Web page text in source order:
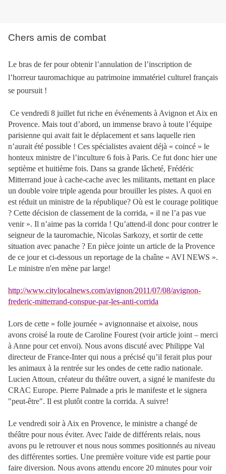
Chers amis de combat
Le bras de fer pour obtenir l’annulation de l’inscription de
l’horreur tauromachique au patrimoine immatériel culturel français
se poursuit !
Ce vendredi 8 juillet fut riche en événements à Avignon et Aix en
Provence. Mais tout d’abord, un immense bravo à toute l’équipe
parisienne qui avait fait le déplacement et sans laquelle rien
n’aurait été possible ! Ces spécialistes avaient déjà « coincé » le
honteux ministre de l’inculture 6 fois à Paris. Ce fut donc hier une
septième et huitième fois. Dans sa grande lâcheté, Frédéric
Mitterrand joue à cache-cache avec les militants, mettant en place
un double voire triple agenda pour brouiller les pistes. A quoi en
est réduit un ministre de la république? Où est le courage politique
? Cette décision de classement de la corrida, « il ne l’a pas vue
venir ». Il n’aime pas la corrida ! Qu’attend-il donc pour contrer le
seigneur de la tauromachie, Nicolas Sarkozy, et sortir de cette
situation avec panache ? En pièce jointe un article de la Provence
de ce jour et ci-dessous un reportage de la chaîne « AVI NEWS ».
Le ministre n'en mène par large!
http://www.citylocalnews.com/avignon/2011/07/08/avignon-
frederic-mitterrand-conspue-par-les-anti-corrida
Lors de cette « folle journée » avignonnaise et aixoise, nous
avons croisé la route de Caroline Fourest (voir article joint – merci
à Anne pour cet envoi). Nous avons discuté avec Philippe Val
directeur de France-Inter qui nous a précisé qu’il ferait plus pour
les animaux à la rentrée sur les ondes de cette radio nationale.
Lucien Attoun, créateur du théâtre ouvert, a signé le manifeste du
CRAC Europe. Pierre Palmade a pris le manifeste et le signera
"peut-être". Il est plutôt contre la corrida. A suivre!
Le vendredi soir à Aix en Provence, le ministre a changé de
théâtre pour nous éviter. Avec l'aide de différents relais, nous
avons pu le retrouver et nous nous sommes positionnés au niveau
des différentes sorties. Une première voiture vide est partie pour
faire diversion. Nous avons attendu encore 20 minutes pour voir